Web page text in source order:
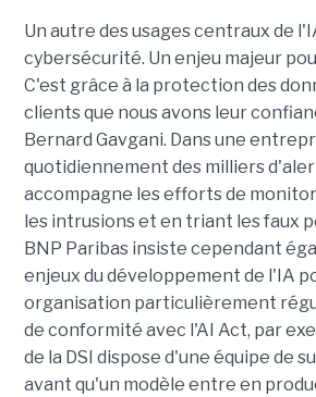
Un autre des usages centraux de
cybersécurité. Un enjeu majeur
C'est grâce à la protection des
clients que nous avons leur
Bernard Gavgani. Dans une
quotidiennement des milliers
accompagne les efforts de
les intrusions et en triant les faux
BNP Paribas insiste cependant
enjeux du développement de l'IA
organisation particulièrement
de conformité avec l'AI Act, par
de la DSI dispose d'une équipe de
avant qu'un modèle entre en